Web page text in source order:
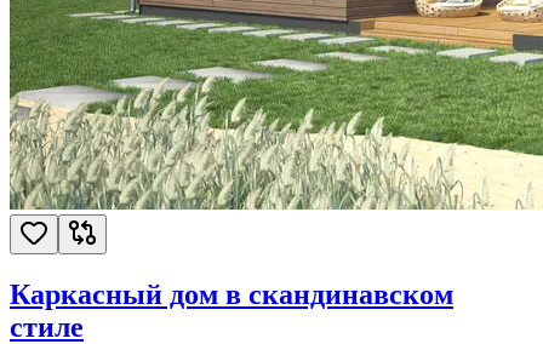
Каркасный дом в скандинавском
стиле